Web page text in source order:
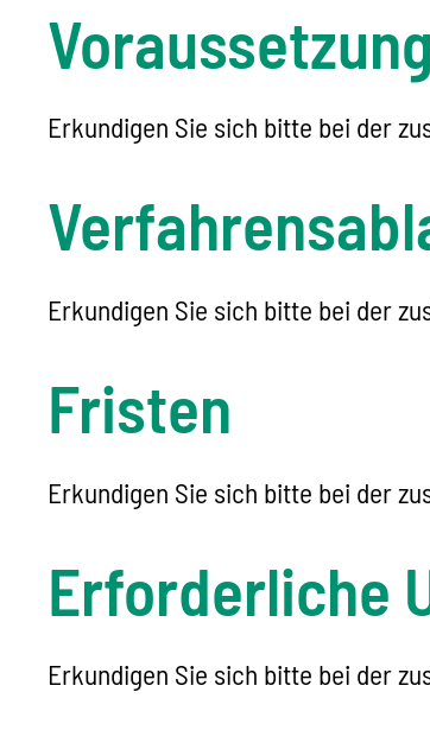
Erkundigen Sie sich bitte bei der
Erkundigen Sie sich bitte bei der
Fristen
Erkundigen Sie sich bitte bei der
Erforderliche
Erkundigen Sie sich bitte bei der